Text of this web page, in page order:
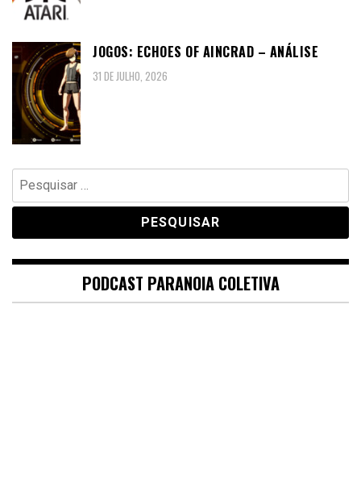
JOGOS: ECHOES OF AINCRAD – ANÁLISE
31 DE JULHO, 2026
Pesquisar
por:
PODCAST PARANOIA COLETIVA